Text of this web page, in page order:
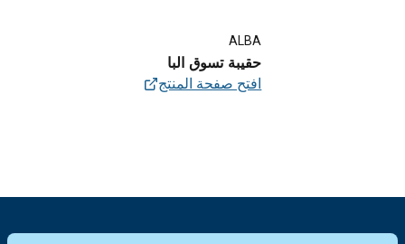
ALBA
حقيبة تسوق البا
افتح صفحة المنتج